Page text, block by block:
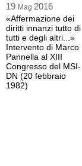
19 Mag 2016
«Affermazione dei
diritti innanzi tutto di
tutti e degli altri...»
Intervento di Marco
Pannella al XIII
Congresso del MSI-
DN (20 febbraio
1982)